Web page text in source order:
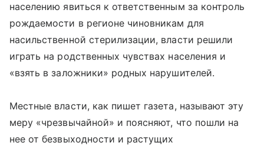
населению явиться к ответственным за контроль
рождаемости в регионе чиновникам для
насильственной стерилизации, власти решили
играть на родственных чувствах населения и
«взять в заложники» родных нарушителей.
Местные власти, как пишет газета, называют эту
меру «чрезвычайной» и поясняют, что пошли на
нее от безвыходности и растущих